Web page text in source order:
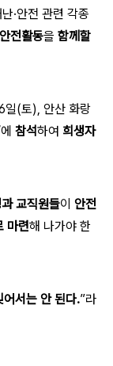
·안전 관련 각종
안전활동을 함께할
일(토), 안산 화랑
에 참석하여 희생자
교직원들이 안전
마련해 나가야 한
어서는 안 된다.”라